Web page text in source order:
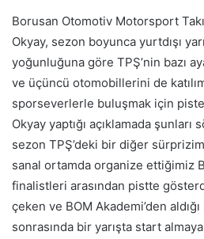
Borusan Otomotiv Motorsport
Okyay, sezon boyunca yurtdışı
yoğunluğuna göre TPŞ’nin bazı
ve üçüncü otomobillerini de
sporseverlerle buluşmak için piste
Okyay yaptığı açıklamada şunları
sezon TPŞ’deki bir diğer
sanal ortamda organize ettiğimiz
finalistleri arasından pistte
çeken ve BOM Akademi’den
sonrasında bir yarışta start